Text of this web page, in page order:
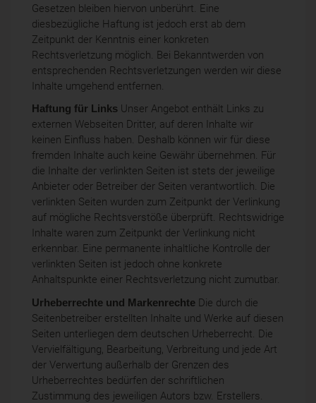
Gesetzen bleiben hiervon unberührt. Eine
diesbezügliche Haftung ist jedoch erst ab dem
Zeitpunkt der Kenntnis einer konkreten
Rechtsverletzung möglich. Bei Bekanntwerden von
entsprechenden Rechtsverletzungen werden wir diese
Inhalte umgehend entfernen.
Haftung für Links Unser Angebot enthält Links zu
externen Webseiten Dritter, auf deren Inhalte wir
keinen Einfluss haben. Deshalb können wir für diese
fremden Inhalte auch keine Gewähr übernehmen. Für
die Inhalte der verlinkten Seiten ist stets der jeweilige
Anbieter oder Betreiber der Seiten verantwortlich. Die
verlinkten Seiten wurden zum Zeitpunkt der Verlinkung
auf mögliche Rechtsverstöße überprüft. Rechtswidrige
Inhalte waren zum Zeitpunkt der Verlinkung nicht
erkennbar. Eine permanente inhaltliche Kontrolle der
verlinkten Seiten ist jedoch ohne konkrete
Anhaltspunkte einer Rechtsverletzung nicht zumutbar.
Urheberrechte und Markenrechte Die durch die
Seitenbetreiber erstellten Inhalte und Werke auf diesen
Seiten unterliegen dem deutschen Urheberrecht. Die
Vervielfältigung, Bearbeitung, Verbreitung und jede Art
der Verwertung außerhalb der Grenzen des
Urheberrechtes bedürfen der schriftlichen
Zustimmung des jeweiligen Autors bzw. Erstellers.